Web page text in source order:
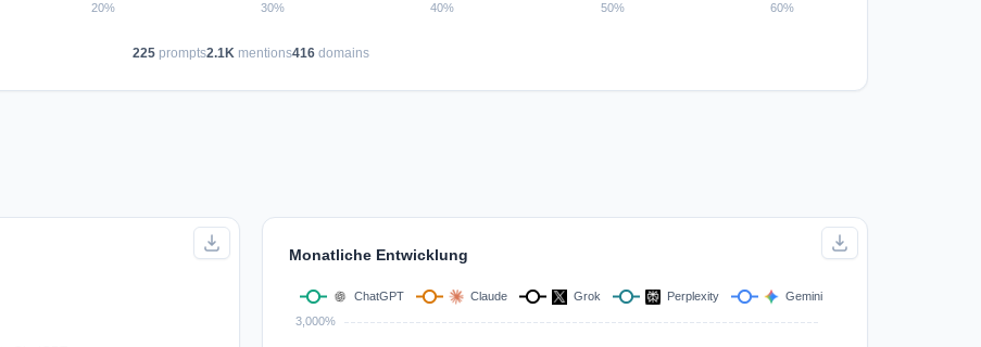
225 prompts2.1K mentions416 domains
Monatliche Entwicklung